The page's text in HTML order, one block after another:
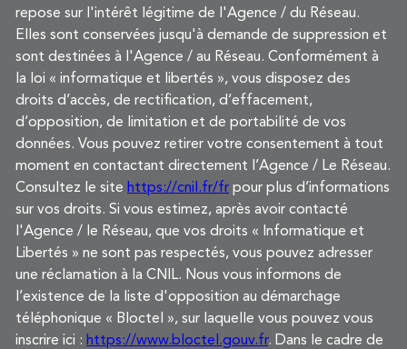
repose sur l'intérêt légitime de l'Agence / du Réseau.
Elles sont conservées jusqu'à demande de suppression et
sont destinées à l'Agence / au Réseau. Conformément à
la loi « informatique et libertés », vous disposez des
droits d’accès, de rectification, d’effacement,
d’opposition, de limitation et de portabilité de vos
données. Vous pouvez retirer votre consentement à tout
moment en contactant directement l’Agence / Le Réseau.
Consultez le site https://cnil.fr/fr pour plus d’informations
sur vos droits. Si vous estimez, après avoir contacté
l'Agence / le Réseau, que vos droits « Informatique et
Libertés » ne sont pas respectés, vous pouvez adresser
une réclamation à la CNIL. Nous vous informons de
l’existence de la liste d'opposition au démarchage
téléphonique « Bloctel », sur laquelle vous pouvez vous
inscrire ici : https://www.bloctel.gouv.fr. Dans le cadre de